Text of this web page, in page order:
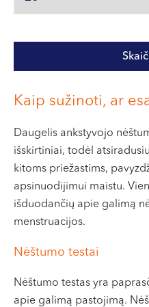
Kaip sužinoti, ar
Daugelis ankstyvojo
išskirtiniai, todėl
kitoms priežastims,
apsinuodijimui maistu.
išduodančių apie galimą
menstruacijos.
Nėštumo testai
Nėštumo testas yra
apie galimą pastojimą.